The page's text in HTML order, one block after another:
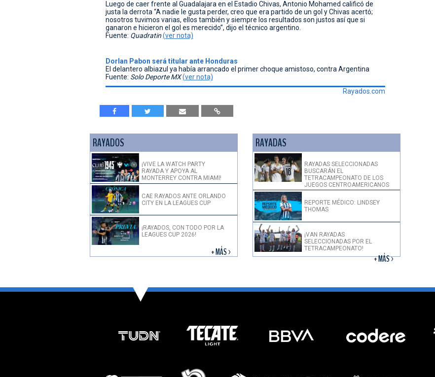
Luego de caer frente al Guadalajara en el Estadio Chivas, Antonio Mohamed calificó de
justa la derrota “A nadie le gusta perder, creo que era partido de un gol y Chivas acertó;
nosotros tuvimos varias, ellos también y siempre los resultados son justos así que si
ganaron e hicieron el gol es merecido”, dijo el técnico argentino.
Fuente: Quadratin (ver nota)
Dorlan Pabon será titular ante Honduras
El delantero albiazul ya había arrancado el primer choque amistoso, contra Argentina
Fuente: Solo Deporte MX (ver nota)
Rayados.com
RAYADOS
¡VIVE LA WATCH PARTY
RAYADA Y APOYA AL
MONTERREY CONTRA MIAMI!
CAE RAYADOS ANTE ORLANDO
CITY EN LA LEAGUES CUP
¡RAYADOS, CON TODO POR LA
LEAGUES CUP 2026!
+ MÁS >
RAYADAS
RAYADAS SELECCIONADAS
BUSCARÁN EL
TETRACAMPEONATO DE LOS
JUEGOS CENTROAMERICANOS
REPORTE MÉDICO: LINDSEY
THOMAS
¡VAN RAYADAS
SELECCIONADAS POR EL
TETRACAMPEONATO!
+ MÁS >